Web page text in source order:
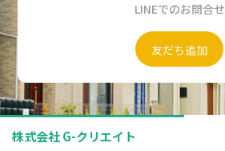
LINEでのお問合せ
友だち追加
株式会社 G-クリエイト